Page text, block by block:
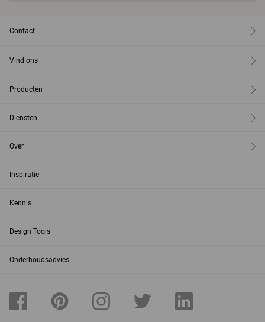
Contact
Vind ons
Producten
Diensten
Over
Inspiratie
Kennis
Design Tools
Onderhoudsadvies